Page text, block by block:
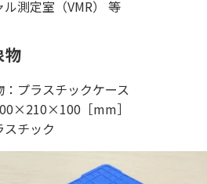
ル測定室（VMR） 等
物
プラスチックケース
［mm］
チック